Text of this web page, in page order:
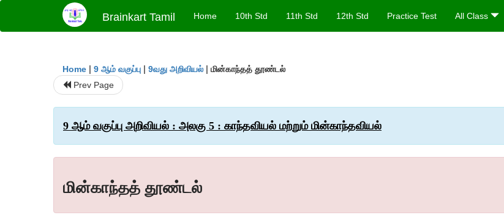
Brainkart Tamil Home 10th Std 11th Std 12th Std Practice Test All Class
Home | 9 ஆம் வகுப்பு | 9வது அறிவியல் | மின்காந்தத் தூண்டல்
Prev Page
9 ஆம் வகுப்பு அறிவியல் : அலகு 5 : காந்தவியல் மற்றும் மின்காந்தவியல்
மின்காந்தத் தூண்டல்